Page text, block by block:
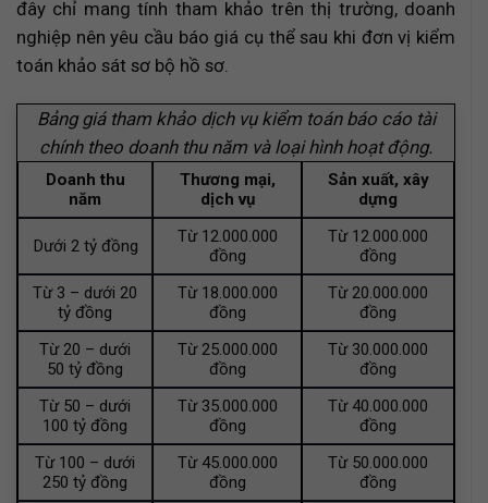
đây chỉ mang tính tham khảo trên thị trường, doanh
nghiệp nên yêu cầu báo giá cụ thể sau khi đơn vị kiểm
toán khảo sát sơ bộ hồ sơ.
Bảng giá tham khảo dịch vụ kiểm toán báo cáo tài
chính theo doanh thu năm và loại hình hoạt động.
Doanh thu
năm
Thương mại,
dịch vụ
Sản xuất, xây
dựng
Dưới 2 tỷ đồng
Từ 12.000.000
đồng
Từ 12.000.000
đồng
Từ 3 – dưới 20
tỷ đồng
Từ 18.000.000
đồng
Từ 20.000.000
đồng
Từ 20 – dưới
50 tỷ đồng
Từ 25.000.000
đồng
Từ 30.000.000
đồng
Từ 50 – dưới
100 tỷ đồng
Từ 35.000.000
đồng
Từ 40.000.000
đồng
Từ 100 – dưới
250 tỷ đồng
Từ 45.000.000
đồng
Từ 50.000.000
đồng